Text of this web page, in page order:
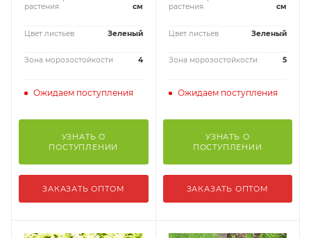
растения
см
Цвет листьев Зеленый
Зона морозостойкости 4
Ожидаем поступления
УЗНАТЬ О
ПОСТУПЛЕНИИ
ЗАКАЗАТЬ ОПТОМ
растения
см
Цвет листьев Зеленый
Зона морозостойкости 5
Ожидаем поступления
УЗНАТЬ О
ПОСТУПЛЕНИИ
ЗАКАЗАТЬ ОПТОМ